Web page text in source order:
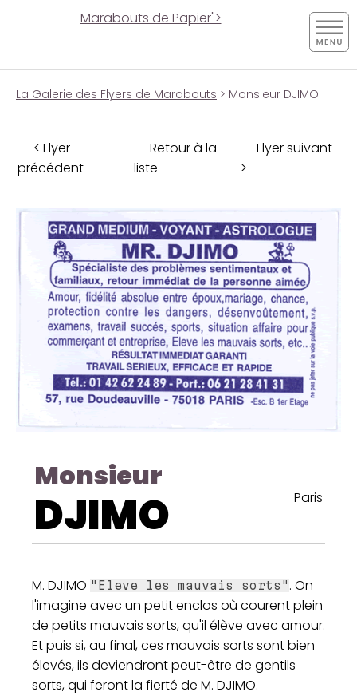
Marabouts de Papier">
La Galerie des Flyers de Marabouts > Monsieur DJIMO
< Flyer
précédent
Retour à la
liste
Flyer suivant
>
Monsieur
DJIMO Paris
M. DJIMO "Eleve les mauvais sorts" . On
l'imagine avec un petit enclos où courent plein
de petits mauvais sorts, qu'il élève avec amour.
Et puis si, au final, ces mauvais sorts sont bien
élevés, ils deviendront peut-être de gentils
sorts, qui feront la fierté de M. DJIMO.